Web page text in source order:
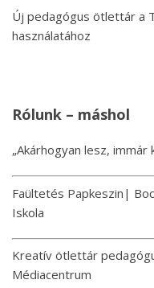
Új pedagógus ötlettár a
használatához
Rólunk – máshol
„Akárhogyan lesz,
Faültetés Papkeszin|
Iskola
Kreatív ötlettár
Médiacentrum